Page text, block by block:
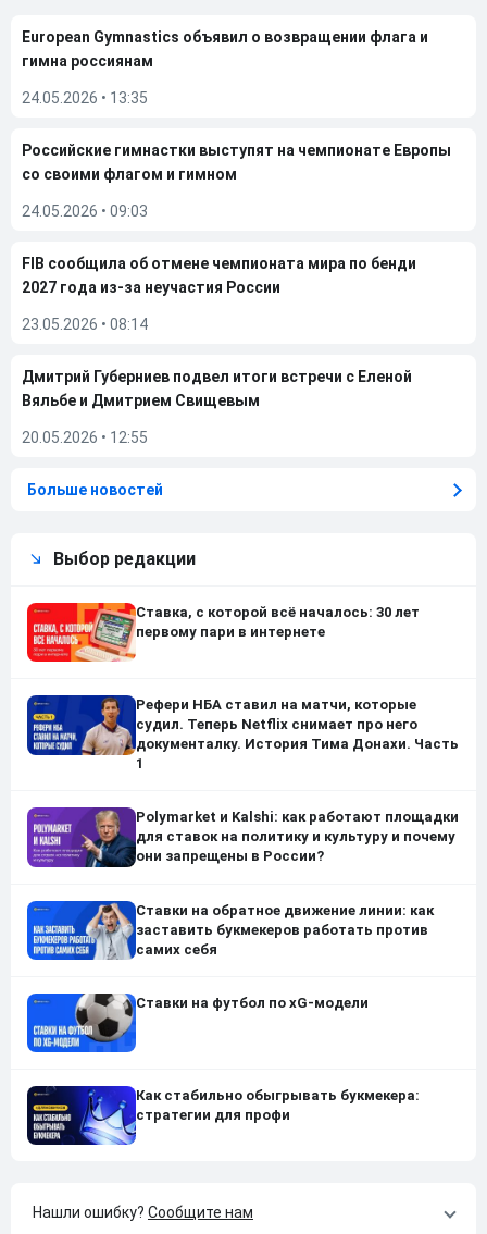
European Gymnastics объявил о возвращении флага и
гимна россиянам
24.05.2026 • 13:35
Российские гимнастки выступят на чемпионате Европы
со своими флагом и гимном
24.05.2026 • 09:03
FIB сообщила об отмене чемпионата мира по бенди
2027 года из-за неучастия России
23.05.2026 • 08:14
Дмитрий Губерниев подвел итоги встречи с Еленой
Вяльбе и Дмитрием Свищевым
20.05.2026 • 12:55
Больше новостей
Выбор редакции
Ставка, с которой всё началось: 30 лет
первому пари в интернете
Рефери НБА ставил на матчи, которые
судил. Теперь Netflix снимает про него
документалку. История Тима Донахи. Часть
1
Polymarket и Kalshi: как работают площадки
для ставок на политику и культуру и почему
они запрещены в России?
Ставки на обратное движение линии: как
заставить букмекеров работать против
самих себя
Ставки на футбол по xG-модели
Как стабильно обыгрывать букмекера:
стратегии для профи
Нашли ошибку? Сообщите нам